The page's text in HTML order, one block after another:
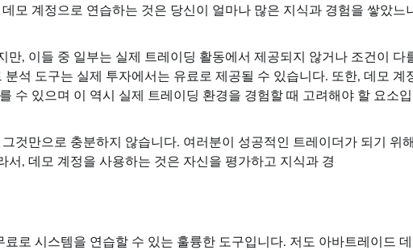
모 계정으로 연습하는 것은 당신이 얼마나 많은 지식과 경험을 쌓았느
, 이들 중 일부는 실제 트레이딩 활동에서 제공되지 않거나 조건이 다
석 도구는 실제 투자에서는 유료로 제공될 수 있습니다. 또한, 데모 계
수 있으며 이 역시 실제 트레이딩 환경을 경험할 때 고려해야 할 요소
것만으로 충분하지 않습니다. 여러분이 성공적인 트레이더가 되기 위
, 데모 계정을 사용하는 것은 자신을 평가하고 지식과 경
로 시스템을 연습할 수 있는 훌륭한 도구입니다. 저도 아바트레이드 데